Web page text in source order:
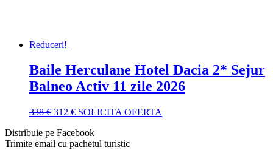
Reduceri!
Baile Herculane Hotel Dacia 2* Sejur
Balneo Activ 11 zile 2026
338€ Prețul
a
fost:
312 €Prețul
este:
312 €.
SOLICITA OFERTA
Distribuie pe Facebook
Trimite email cu pachetul turistic